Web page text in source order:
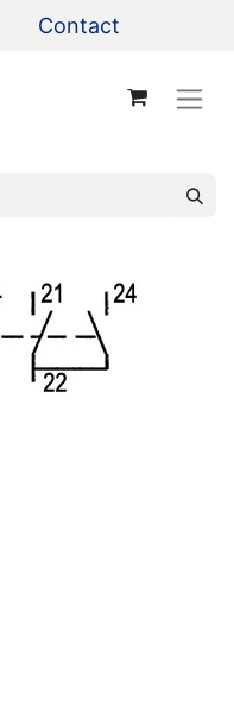
Contact